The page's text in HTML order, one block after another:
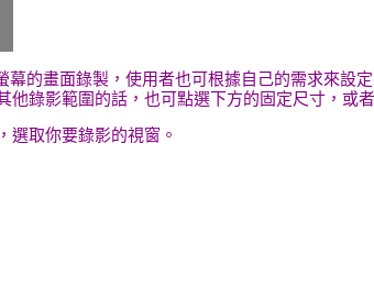
的畫面錄製，使用者也可根據自己的需求來設
錄影範圍的話，也可點選下方的固定尺寸，或
選取你要錄影的視窗。